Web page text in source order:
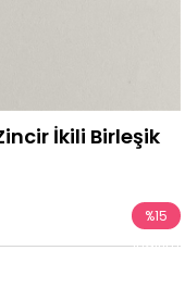
İkili Birleşik
%15
İndirim